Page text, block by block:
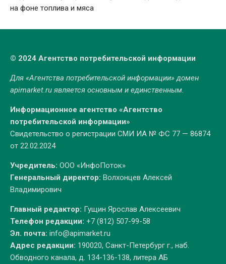
на фоне топлива и мяса
© 2024 Агентство потребительской информации
Для «Агентства потребительской информации» домен
apimarket.ruявляется основным и единственным.
Информационное агентство «Агентство
потребительской информации»
Свидетельство о регистрации СМИ ИА № ФС 77 — 86874
от 22.02.2024
Учредитель: ООО «ИнфоПоток»
Генеральный директор: Волхонцев Алексей
Владимирович
Главный редактор: Гущин Ярослав Алексеевич
Телефон редакции: +7 (812) 507-99-58
Эл. почта: info@apimarket.ru
Адрес редакции: 190020, Санкт-Петербург г., наб.
Обводного канала, д. 134-136-138, литера АБ